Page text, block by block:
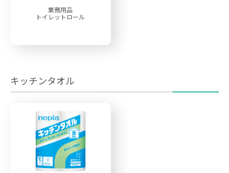
業務用品
トイレットロール
キッチンタオル